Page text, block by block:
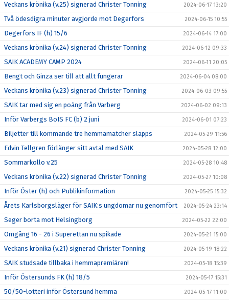
Veckans krönika (v.25) signerad Christer Tonning 2024-06-17 13:20
Två ödesdigra minuter avgjorde mot Degerfors 2024-06-15 10:55
Degerfors IF (h) 15/6 2024-06-14 17:00
Veckans krönika (v.24) signerad Christer Tonning 2024-06-12 09:33
SAIK ACADEMY CAMP 2024 2024-06-11 20:05
Bengt och Ginza ser till att allt fungerar 2024-06-04 08:00
Veckans krönika (v.23) signerad Christer Tonning 2024-06-03 09:55
SAIK tar med sig en poäng från Varberg 2024-06-02 09:13
Inför Varbergs BoIS FC (b) 2 juni 2024-06-01 07:23
Biljetter till kommande tre hemmamatcher släpps 2024-05-29 11:56
Edvin Tellgren förlänger sitt avtal med SAIK 2024-05-28 12:00
Sommarkollo v.25 2024-05-28 10:48
Veckans krönika (v.22) signerad Christer Tonning 2024-05-27 10:08
Inför Öster (h) och Publikinformation 2024-05-25 15:32
Årets Karlsborgsläger för SAIK:s ungdomar nu genomfört 2024-05-24 23:14
Seger borta mot Helsingborg 2024-05-22 22:00
Omgång 16 - 26 i Superettan nu spikade 2024-05-21 15:00
Veckans krönika (v.21) signerad Christer Tonning 2024-05-19 18:22
SAIK studsade tillbaka i hemmapremiären! 2024-05-18 15:39
Inför Östersunds FK (h) 18/5 2024-05-17 15:31
50/50-lotteri inför Östersund hemma 2024-05-17 11:00